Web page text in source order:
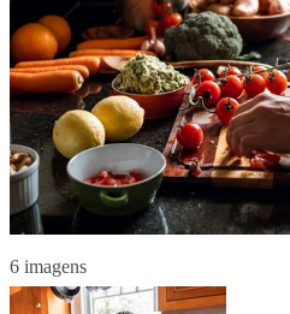
6 imagens